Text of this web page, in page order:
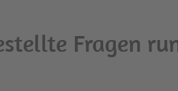
Fragen